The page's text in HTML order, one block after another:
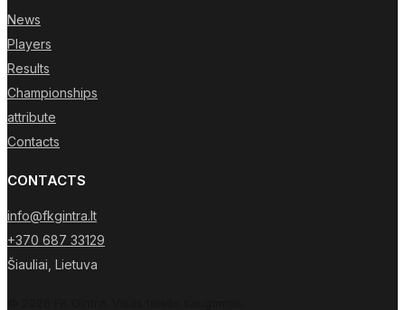
News
Players
Results
Championships
attribute
Contacts
CONTACTS
info@fkgintra.lt
+370 687 33129
Šiauliai, Lietuva